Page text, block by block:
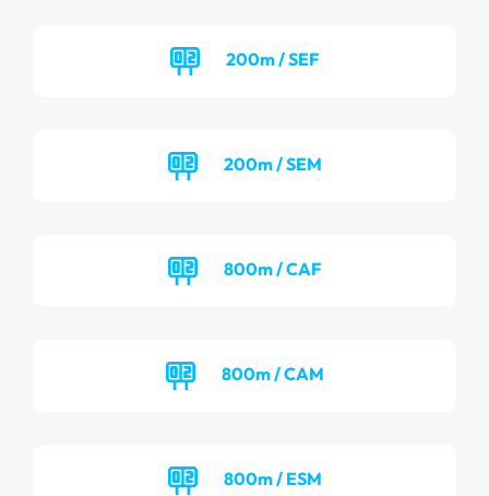
200m / SEF
200m / SEM
800m / CAF
800m / CAM
800m / ESM